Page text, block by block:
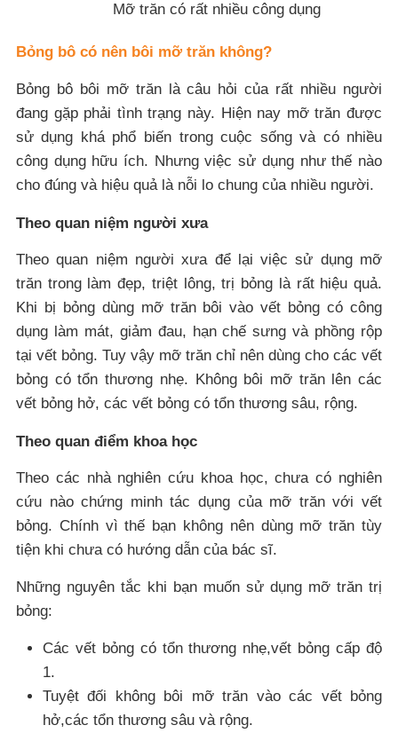
Mỡ trăn có rất nhiều công dụng
Bỏng bô có nên bôi mỡ trăn không?
Bỏng bô bôi mỡ trăn là câu hỏi của rất nhiều người
đang gặp phải tình trạng này. Hiện nay mỡ trăn được
sử dụng khá phổ biến trong cuộc sống và có nhiều
công dụng hữu ích. Nhưng việc sử dụng như thế nào
cho đúng và hiệu quả là nỗi lo chung của nhiều người.
Theo quan niệm người xưa
Theo quan niệm người xưa để lại việc sử dụng mỡ
trăn trong làm đẹp, triệt lông, trị bỏng là rất hiệu quả.
Khi bị bỏng dùng mỡ trăn bôi vào vết bỏng có công
dụng làm mát, giảm đau, hạn chế sưng và phồng rộp
tại vết bỏng. Tuy vậy mỡ trăn chỉ nên dùng cho các vết
bỏng có tổn thương nhẹ. Không bôi mỡ trăn lên các
vết bỏng hở, các vết bỏng có tổn thương sâu, rộng.
Theo quan điểm khoa học
Theo các nhà nghiên cứu khoa học, chưa có nghiên
cứu nào chứng minh tác dụng của mỡ trăn với vết
bỏng. Chính vì thế bạn không nên dùng mỡ trăn tùy
tiện khi chưa có hướng dẫn của bác sĩ.
Những nguyên tắc khi bạn muốn sử dụng mỡ trăn trị
bỏng:
Các vết bỏng có tổn thương nhẹ,vết bỏng cấp độ
1.
Tuyệt đối không bôi mỡ trăn vào các vết bỏng
hở,các tổn thương sâu và rộng.